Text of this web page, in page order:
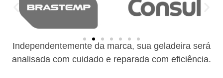
Independentemente da marca, sua geladeira será
analisada com cuidado e reparada com eficiência.